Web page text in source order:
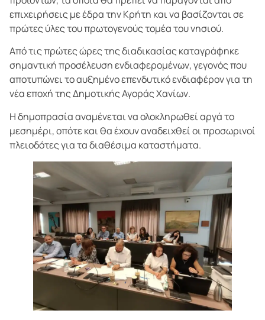
επιχειρήσεις με έδρα την Κρήτη και να βασίζονται σε
πρώτες ύλες του πρωτογενούς τομέα του νησιού.
Από τις πρώτες ώρες της διαδικασίας καταγράφηκε
σημαντική προσέλευση ενδιαφερομένων, γεγονός που
αποτυπώνει το αυξημένο επενδυτικό ενδιαφέρον για τη
νέα εποχή της Δημοτικής Αγοράς Χανίων.
Η δημοπρασία αναμένεται να ολοκληρωθεί αργά το
μεσημέρι, οπότε και θα έχουν αναδειχθεί οι προσωρινοί
πλειοδότες για τα διαθέσιμα καταστήματα.